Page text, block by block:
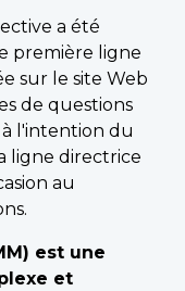
a été
première ligne
sur le site Web
de questions
l'intention du
ligne directrice
au
est une
et